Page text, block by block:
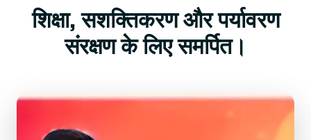
शिक्षा, सशक्तिकरण और पर्यावरण
संरक्षण के लिए समर्पित।